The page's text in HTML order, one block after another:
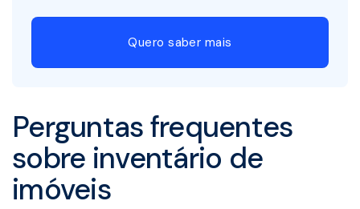
Quero saber mais
Perguntas frequentes
sobre inventário de
imóveis